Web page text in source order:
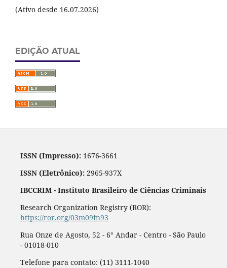
(Ativo desde 16.07.2026)
EDIÇÃO ATUAL
ISSN (Impresso):1676-3661
ISSN (Eletrônico):2965-937X
IBCCRIM - Instituto Brasileiro de Ciências Criminais
Research Organization Registry (ROR):
https://ror.org/03m09fn93
Rua Onze de Agosto, 52 - 6° Andar - Centro - São Paulo
- 01018-010
Telefone para contato: (11) 3111-1040